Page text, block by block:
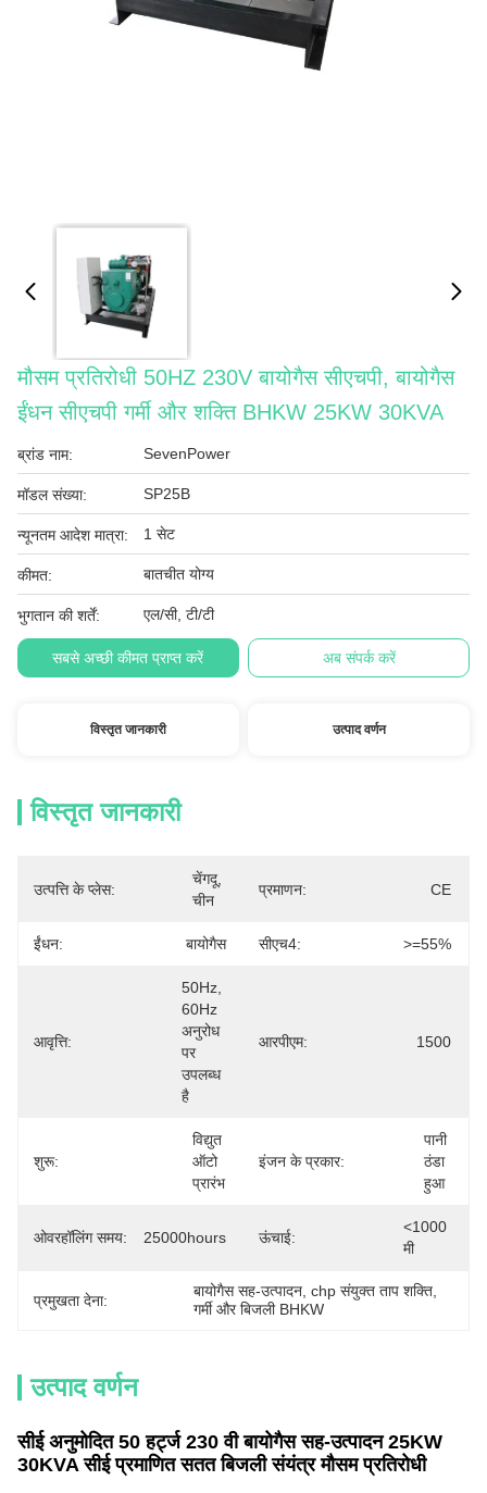
मौसम प्रतिरोधी 50HZ 230V बायोगैस सीएचपी, बायोगैस
ईंधन सीएचपी गर्मी और शक्ति BHKW 25KW 30KVA
ब्रांड नाम: SevenPower
मॉडल संख्या: SP25B
न्यूनतम आदेश मात्रा: 1 सेट
कीमत: बातचीत योग्य
भुगतान की शर्तें: एल/सी, टी/टी
सबसे अच्छी कीमत प्राप्त करें अब संपर्क करें
विस्तृत जानकारी उत्पाद वर्णन
विस्तृत जानकारी
उत्पत्ति के प्लेस:
चेंगदू,
चीन
प्रमाणन: CE
ईंधन: बायोगैस सीएच4: >=55%
आवृत्ति:
50Hz,
60Hz
अनुरोध
पर
उपलब्ध
है
आरपीएम: 1500
शुरू:
विद्युत
ऑटो
प्रारंभ
इंजन के प्रकार:
पानी
ठंडा
हुआ
ओवरहॉलिंग समय: 25000hours ऊंचाई:
<1000
मी
प्रमुखता देना:
बायोगैस सह-उत्पादन , chp संयुक्त ताप शक्ति
गर्मी और बिजली BHKW
उत्पाद वर्णन
सीई अनुमोदित 50 हर्ट्ज 230 वी बायोगैस सह-उत्पादन 25KW
30KVA सीई प्रमाणित सतत बिजली संयंत्र मौसम प्रतिरोधी